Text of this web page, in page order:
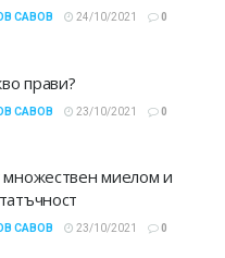
САВОВ 24/10/2021 0
прави?
САВОВ 23/10/2021 0
миелом и
САВОВ 23/10/2021 0